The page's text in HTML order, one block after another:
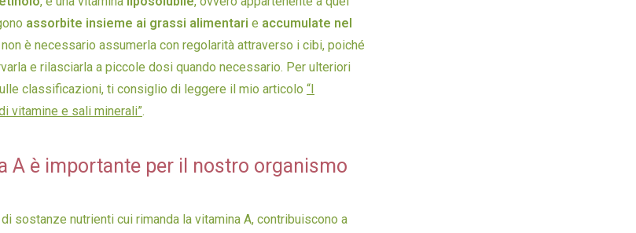
assorbite insieme ai grassi alimentari e accumulate nel
è necessario assumerla con regolarità attraverso i cibi, poiché
e rilasciarla a piccole dosi quando necessario. Per ulteriori
classificazioni, ti consiglio di leggere il mio articolo “I
vitamine e sali minerali”.
A è importante per il nostro organismo
sostanze nutrienti cui rimanda la vitamina A, contribuiscono a